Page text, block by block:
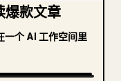
爆款文章
一个 AI 工作空间里